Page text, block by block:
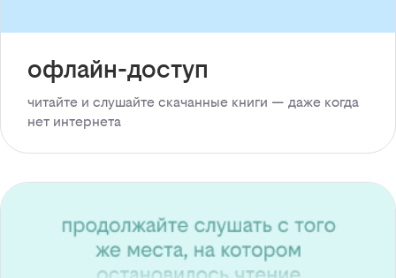
офлайн-доступ
читайте и слушайте скачанные книги — даже когда
нет интернета